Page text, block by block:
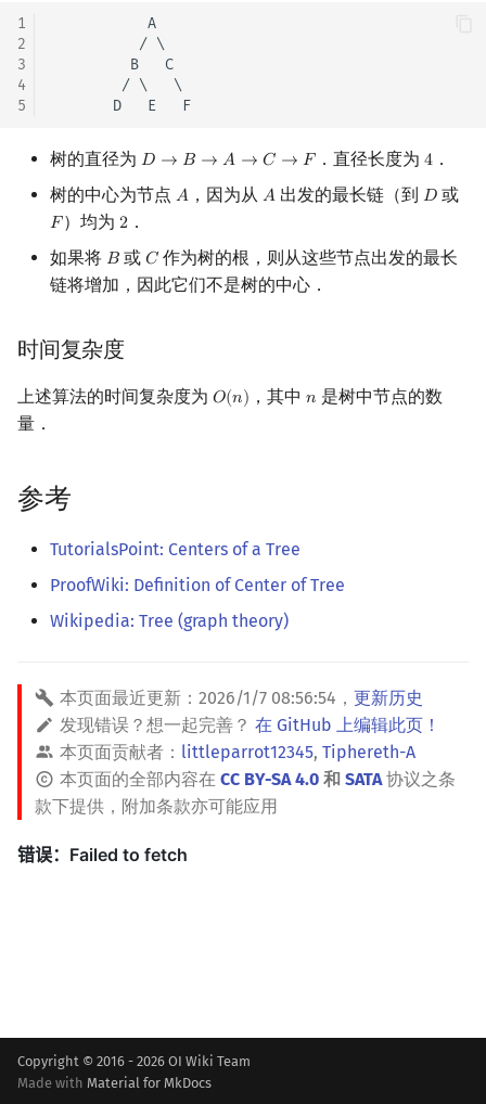
1
2
3
4
5
           A
          / \
         B   C
        / \   \
树的直径为 𝐷 → 𝐵 → 𝐴 → 𝐶 → 𝐹
D→B →A→ C→F ．直径长度为4
4 ．
树的中心为节点 𝐴
A ，因为从 𝐴
A 出发的最长链（到 𝐷
D 或
𝐹
F ）均为 2
2 ．
如果将 𝐵
B 或𝐶
C 作为树的根，则从这些节点出发的最长
链将增加，因此它们不是树的中心．
时间复杂度
上述算法的时间复杂度为 𝑂(𝑛)
O(n) ，其中𝑛
n 是树中节点的数
量．
参考
TutorialsPoint: Centers of a Tree
ProofWiki: Definition of Center of Tree
Wikipedia: Tree (graph theory)
本页面最近更新： 2026/1/7 08:56:54 ， 更新历史
发现错误？想一起完善？ 在 GitHub 上编辑此页！
本页面贡献者： littleparrot12345, Tiphereth-A
本页面的全部内容在 CC BY-SA 4.0 和 SATA协议之条
款下提供，附加条款亦可能应用
Copyright © 2016 - 2026 OI Wiki Team
Made with Material for MkDocs